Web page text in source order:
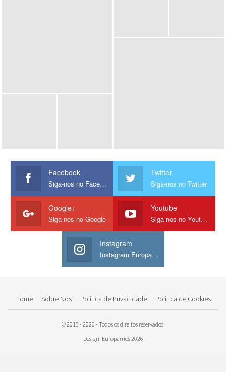
Facebook
Siga-nos no Facebook
Twitter
Siga-nos no Twitter
Google+
Siga-nos no Google
Youtube
Siga-nos no Youtube
Instagram
Instagram Europamos
Home Sobre Nós Política de Privacidade Política de Cookies
© 2015 - 2020 - Todos os direitos reservados.
Design: Europamos 2026